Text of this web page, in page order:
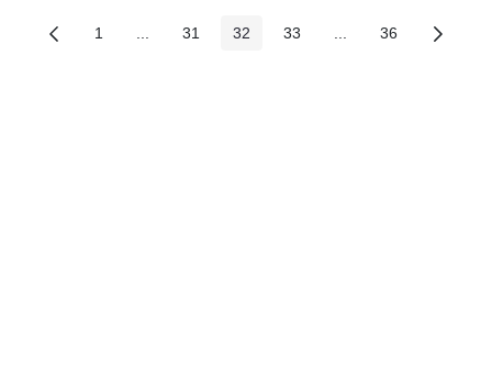
Các trang trên cổng
1 Các trang trung gian
Các trang trên cổng
31 Các trang trên cổng
32 Các trang trên cổng
33 Các trang trung gian
Các trang trên
36